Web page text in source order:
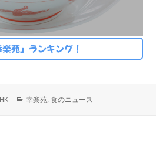
苑」ランキング！
カ
幸楽苑,食のニュース